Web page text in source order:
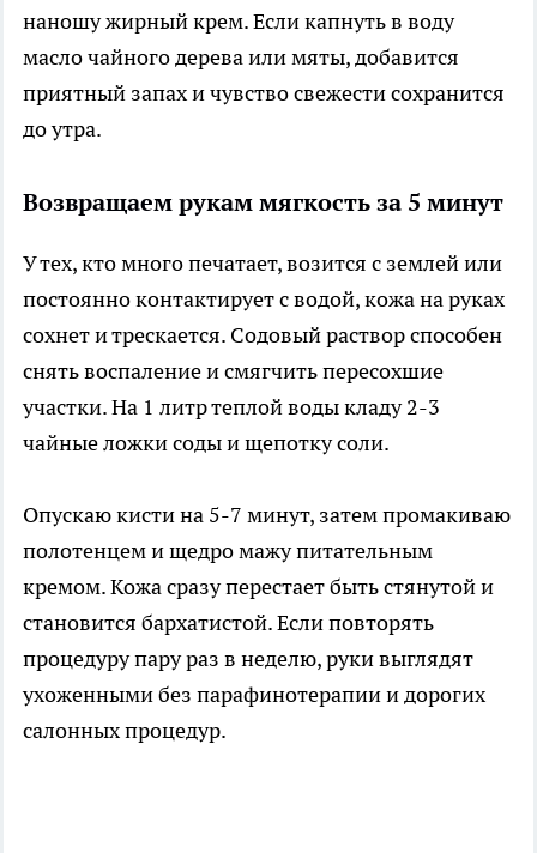
наношу жирный крем. Если капнуть в воду
масло чайного дерева или мяты, добавится
приятный запах и чувство свежести сохранится
до утра.
Возвращаем рукам мягкость за 5 минут
У тех, кто много печатает, возится с землей или
постоянно контактирует с водой, кожа на руках
сохнет и трескается. Содовый раствор способен
снять воспаление и смягчить пересохшие
участки. На 1 литр теплой воды кладу 2-3
чайные ложки соды и щепотку соли.
Опускаю кисти на 5-7 минут, затем промакиваю
полотенцем и щедро мажу питательным
кремом. Кожа сразу перестает быть стянутой и
становится бархатистой. Если повторять
процедуру пару раз в неделю, руки выглядят
ухоженными без парафинотерапии и дорогих
салонных процедур.